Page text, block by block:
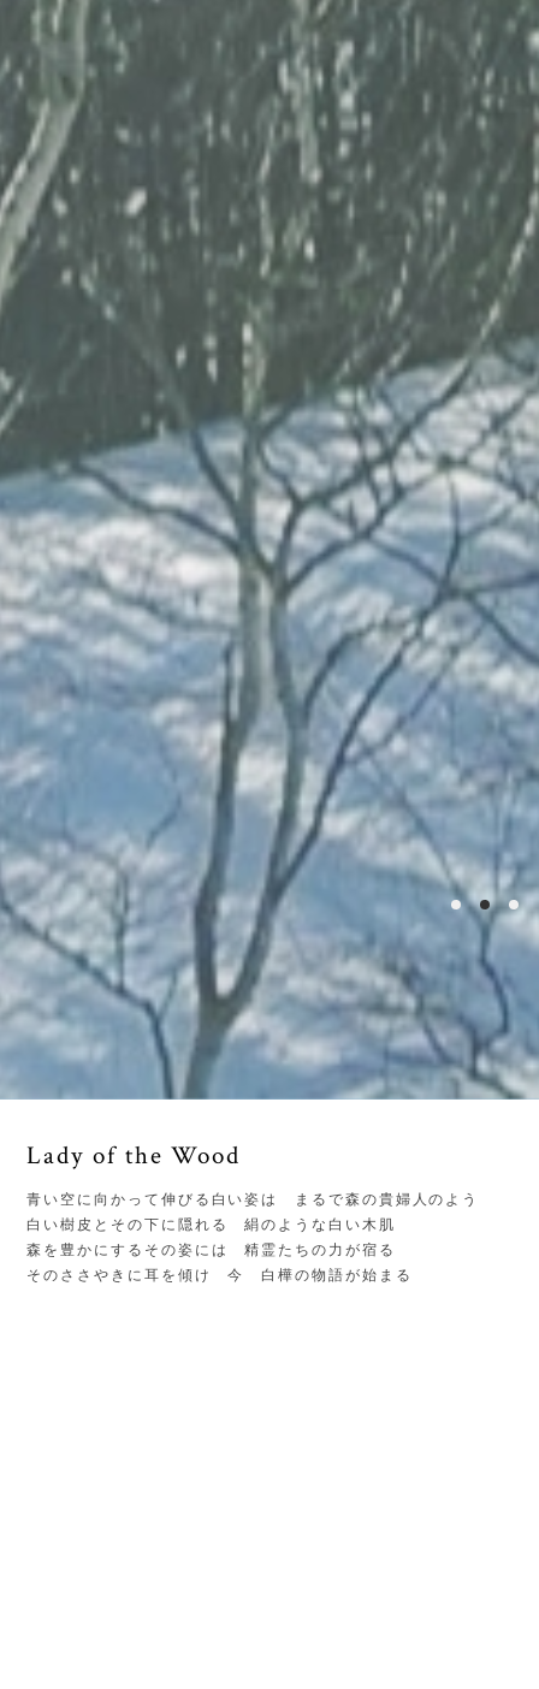
Lady of the Wood
青い空に向かって伸びる白い姿は まるで森の貴婦人のよう
白い樹皮とその下に隠れる 絹のような白い木肌
森を豊かにするその姿には 精霊たちの力が宿る
そのささやきに耳を傾け 今 白樺の物語が始まる